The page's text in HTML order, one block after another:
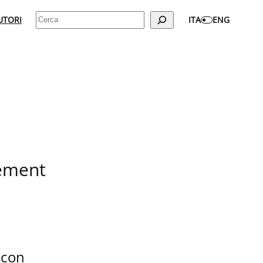
Cerca ITA ENG